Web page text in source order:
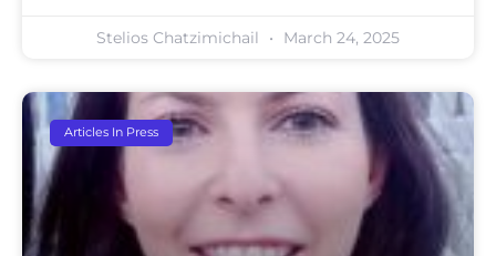
Stelios Chatzimichail March 24, 2025
Articles In Press